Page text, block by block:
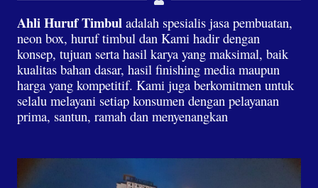
Ahli Huruf Timbul adalah spesialis jasa pembuatan,
neon box, huruf timbul dan Kami hadir dengan
konsep, tujuan serta hasil karya yang maksimal, baik
kualitas bahan dasar, hasil finishing media maupun
harga yang kompetitif. Kami juga berkomitmen untuk
selalu melayani setiap konsumen dengan pelayanan
prima, santun, ramah dan menyenangkan